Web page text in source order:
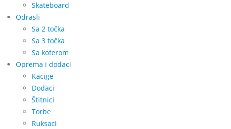
Skateboard
Odrasli
Sa 2 točka
Sa 3 točka
Sa koferom
Oprema i dodaci
Kacige
Dodaci
Štitnici
Torbe
Ruksaci